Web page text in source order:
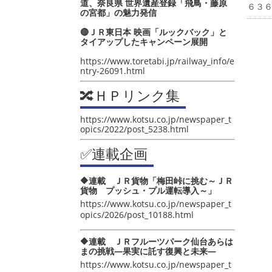
道、奈良県 世界遺産登録「飛鳥・藤原
の宮都」の魅力発信
🔴ＪＲ東日本 映画「ルックバック」と
タイアップしたキャンペーン展開
https://www.toretabi.jp/railway_info/e
ntry-26091.html
🔀ＨＰリンク集
https://www.kotsu.co.jp/newspaper_t
opics/2022/post_5238.html
✅連載企画
🔶連載 ＪＲ貨物「梅田峠に挑む～ＪＲ
貨物 プッシュ・プル運転導入～」
https://www.kotsu.co.jp/newspaper_t
opics/2026/post_10188.html
🔶連載 ＪＲフルーツパーク仙台あらは
まの挑戦―果実に託す復興と未来―
https://www.kotsu.co.jp/newspaper_t
６３